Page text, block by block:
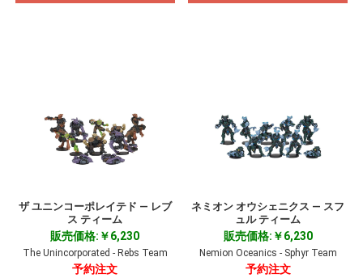
ザ ユニンコーポレイテド ― レブ
ス ティーム
販売価格:￥6,230
The Unincorporated - Rebs Team
予約注文
ネミオン オウシェニクス ― スフ
ュル ティーム
販売価格:￥6,230
Nemion Oceanics - Sphyr Team
予約注文